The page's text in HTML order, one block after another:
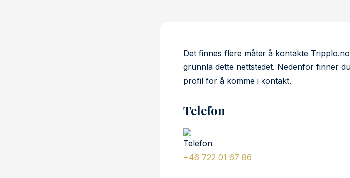
Det finnes flere måter å kontakte
grunnla dette nettstedet. Nedenfor finner
profil for å komme i kontakt.
Telefon
+46 722 01 67 86